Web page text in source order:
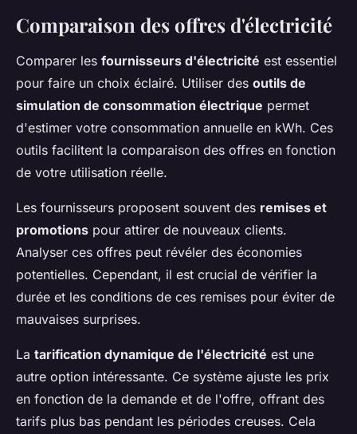
Comparaison des offres d'électricité
Comparer les fournisseurs d'électricité est essentiel
pour faire un choix éclairé. Utiliser des outils de
simulation de consommation électrique permet
d'estimer votre consommation annuelle en kWh. Ces
outils facilitent la comparaison des offres en fonction
de votre utilisation réelle.
Les fournisseurs proposent souvent des remises et
promotions pour attirer de nouveaux clients.
Analyser ces offres peut révéler des économies
potentielles. Cependant, il est crucial de vérifier la
durée et les conditions de ces remises pour éviter de
mauvaises surprises.
La tarification dynamique de l'électricité est une
autre option intéressante. Ce système ajuste les prix
en fonction de la demande et de l'offre, offrant des
tarifs plus bas pendant les périodes creuses. Cela